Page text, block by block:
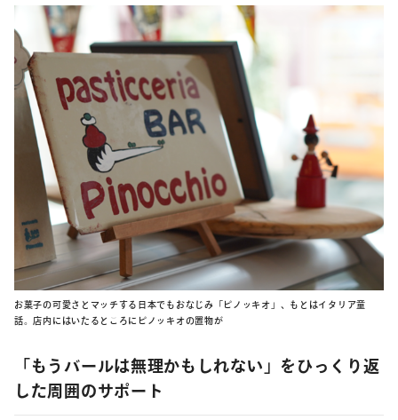
お菓子の可愛さとマッチする日本でもおなじみ「ピノッキオ」、もとはイタリア童
話。店内にはいたるところにピノッキオの置物が
「もうバールは無理かもしれない」をひっくり返
した周囲のサポート